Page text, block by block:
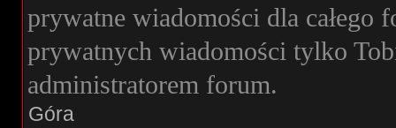
prywatne wiadomości dla całego
prywatnych wiadomości tylko
administratorem forum.
Góra